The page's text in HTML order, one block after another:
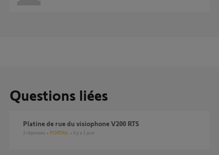
Questions liées
Platine de rue du visiophone V200 RTS
2 réponses PORTAIL il y a 1 jour